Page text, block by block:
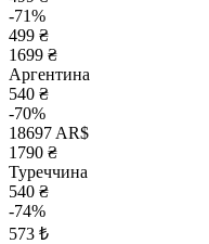
-71%
499 ₴
1699 ₴
Аргентина
540 ₴
-70%
18697 AR$
1790 ₴
Туреччина
540 ₴
-74%
573 ₺